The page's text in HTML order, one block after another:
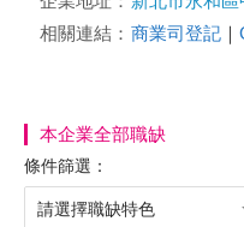
相關連結： 商業司登記 ｜
本企業全部職缺
條件篩選：